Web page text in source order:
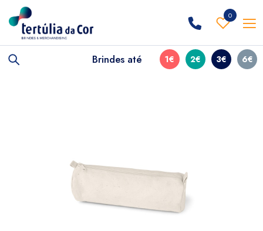
0
Brindes até 1€ 2€ 3€ 6€